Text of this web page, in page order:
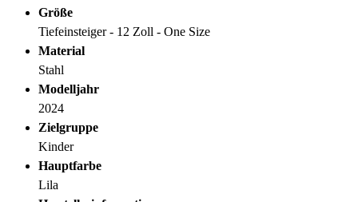
Größe
Tiefeinsteiger - 12 Zoll - One Size
Material
Stahl
Modelljahr
2024
Zielgruppe
Kinder
Hauptfarbe
Lila